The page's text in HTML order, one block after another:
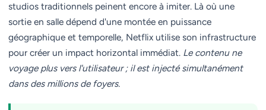
studios traditionnels peinent encore à imiter. Là où une
sortie en salle dépend d'une montée en puissance
géographique et temporelle, Netflix utilise son infrastructure
pour créer un impact horizontal immédiat. Le contenu ne
voyage plus vers l'utilisateur ; il est injecté simultanément
dans des millions de foyers.